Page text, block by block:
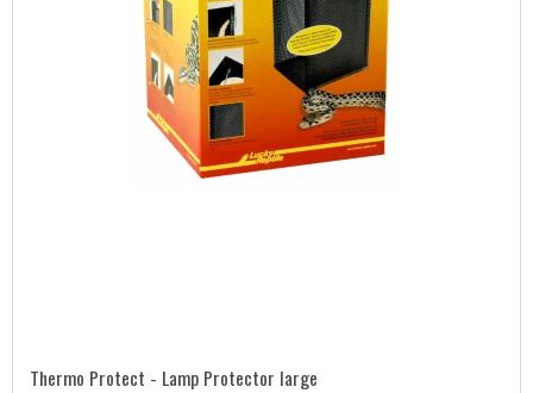
Thermo Protect - Lamp Protector large